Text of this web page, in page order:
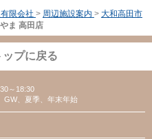
限会社 > 周辺施設案内 > 大和高田市
ま 高田店
プに戻る
～18:30
GW、夏季、年末年始